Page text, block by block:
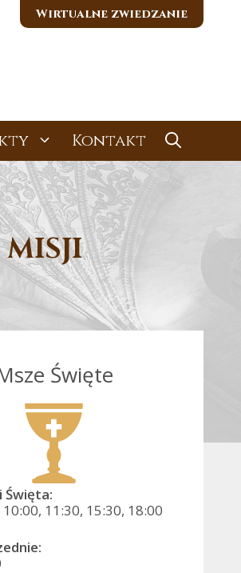
Wirtualne zwiedzanie
Kontakt
Święte
Święta:
11:30, 15:30, 18:00